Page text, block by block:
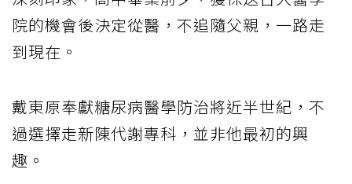
院的機會後決定從醫，不追隨父親，一路走
到現在。
戴東原奉獻糖尿病醫學防治將近半世紀，不
過選擇走新陳代謝專科，並非他最初的興
趣。